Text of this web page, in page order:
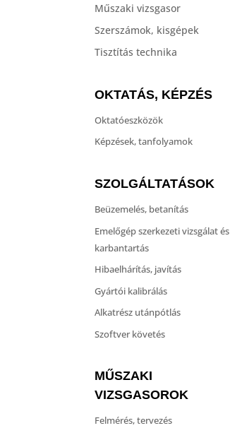
Műszaki vizsgasor
Szerszámok, kisgépek
Tisztítás technika
OKTATÁS, KÉPZÉS
Oktatóeszközök
Képzések, tanfolyamok
SZOLGÁLTATÁSOK
Beüzemelés, betanítás
Emelőgép szerkezeti vizsgálat és
karbantartás
Hibaelhárítás, javítás
Gyártói kalibrálás
Alkatrész utánpótlás
Szoftver követés
MŰSZAKI
VIZSGASOROK
Felmérés, tervezés